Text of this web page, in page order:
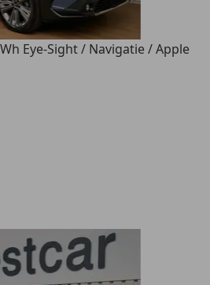
Eye-Sight / Navigatie / Apple